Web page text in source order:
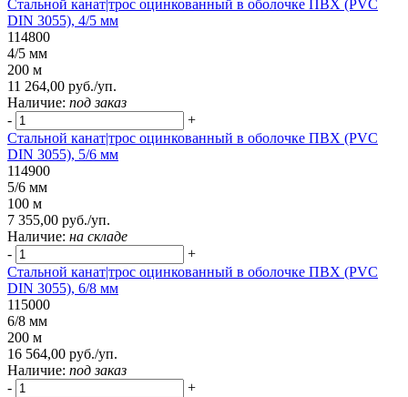
Стальной канат|трос оцинкованный в оболочке ПВХ (PVC
DIN 3055), 4/5 мм
114800
4/5 мм
200 м
11 264,00 руб./уп.
Наличие: под заказ
-
+
Стальной канат|трос оцинкованный в оболочке ПВХ (PVC
DIN 3055), 5/6 мм
114900
5/6 мм
100 м
7 355,00 руб./уп.
Наличие: на складе
-
+
Стальной канат|трос оцинкованный в оболочке ПВХ (PVC
DIN 3055), 6/8 мм
115000
6/8 мм
200 м
16 564,00 руб./уп.
Наличие: под заказ
-
+